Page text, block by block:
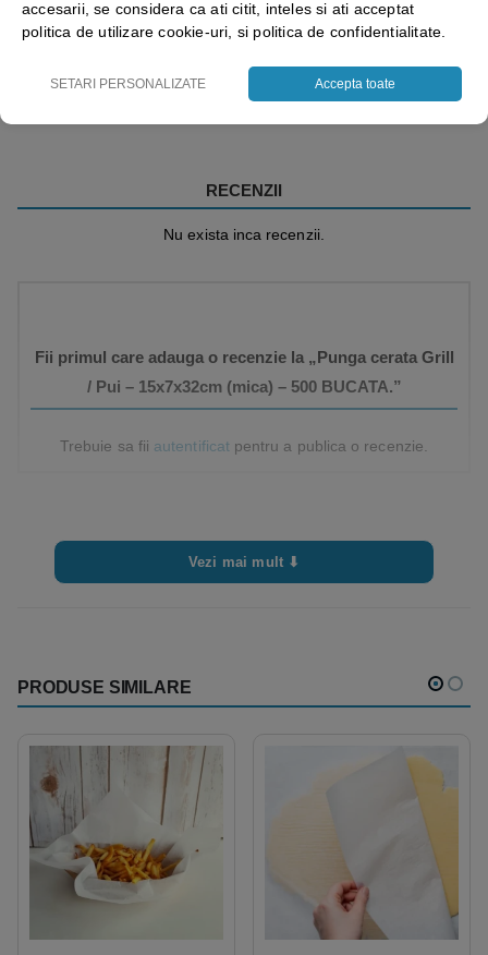
Vezi mai mult ⬇
RECENZII
Nu exista inca recenzii.
Fii primul care adauga o recenzie la „Punga cerata Grill
/ Pui – 15x7x32cm (mica) – 500 BUCATA.”
Trebuie sa fii autentificatpentru a publica o recenzie.
Vezi mai mult ⬇
PRODUSE SIMILARE
accesarii, se considera ca ati citit, inteles si ati acceptat
politica de utilizare cookie-uri, si politica de confidentialitate.
SETARI PERSONALIZATE Accepta toate